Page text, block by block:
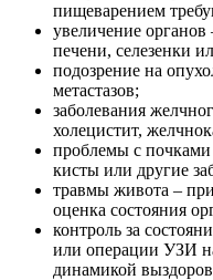
пищеварением
увеличение
печени, селезенки
подозрение на
метастазов;
заболевания
холецистит,
проблемы с почками
кисты или другие
травмы живота –
оценка состояния
контроль за
или операции УЗИ
динамикой